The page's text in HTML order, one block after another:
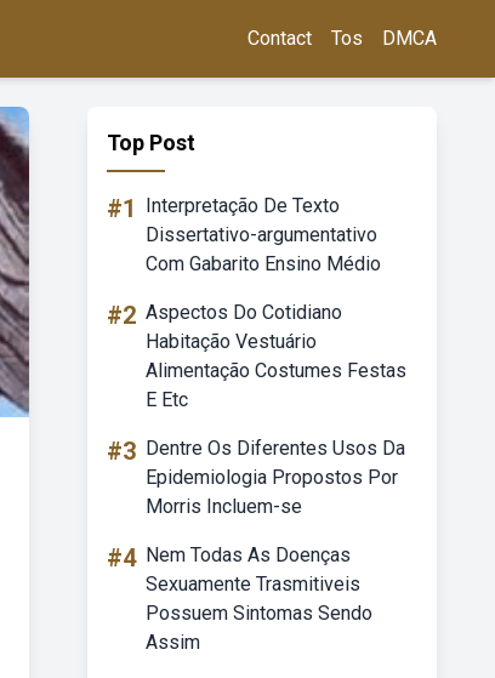
Contact Tos DMCA
Top Post
#1
Interpretação De Texto
Dissertativo-argumentativo
Com Gabarito Ensino Médio
#2 Aspectos Do Cotidiano
Habitação Vestuário
Alimentação Costumes Festas
E Etc
#3 Dentre Os Diferentes Usos Da
Epidemiologia Propostos Por
Morris Incluem-se
#4 Nem Todas As Doenças
Sexuamente Trasmitiveis
Possuem Sintomas Sendo
Assim